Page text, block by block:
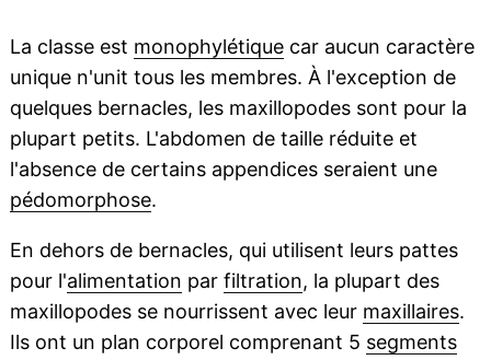
La classe est monophylétiquecar aucun caractère
unique n'unit tous les membres. À l'exception de
quelques bernacles, les maxillopodes sont pour la
plupart petits. L'abdomen de taille réduite et
l'absence de certains appendices seraient une
pédomorphose.
En dehors de bernacles, qui utilisent leurs pattes
pour l'alimentation par filtration, la plupart des
maxillopodes se nourrissent avec leur maxillaires.
Ils ont un plan corporel comprenant 5 segments